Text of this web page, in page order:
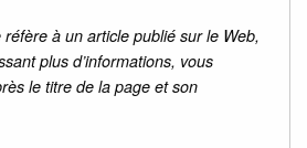
à un article publié sur le Web,
plus d’informations, vous
le titre de la page et son